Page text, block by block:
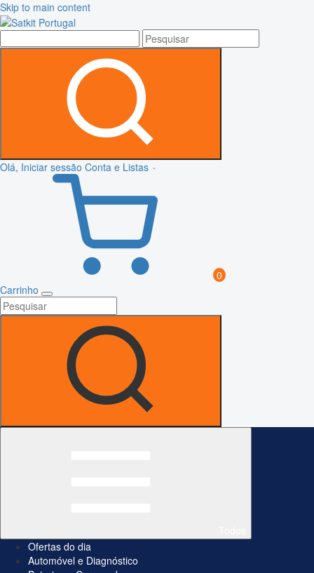
Skip to main content
Olá, Iniciar sessão Conta e Listas
0
Carrinho
Ofertas do dia
Automóvel e Diagnóstico